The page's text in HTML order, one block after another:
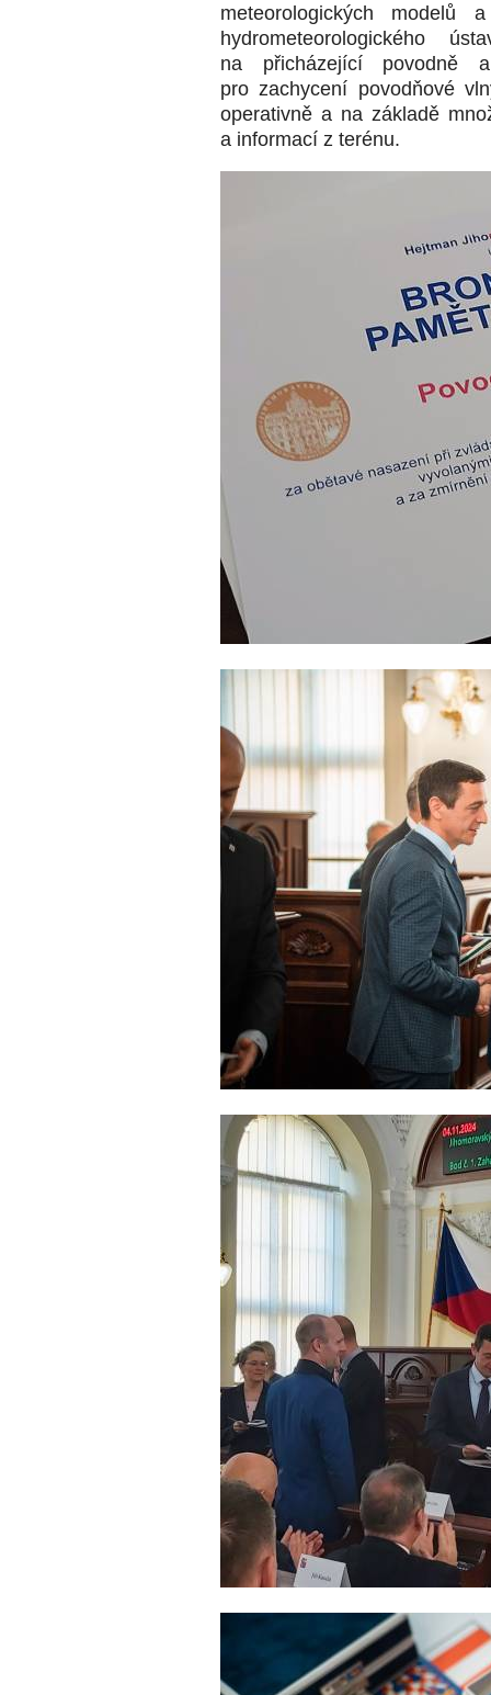
meteorologických modelů
hydrometeorologického
na přicházející povodně
pro zachycení povodňové
operativně a na základě
a informací z terénu.